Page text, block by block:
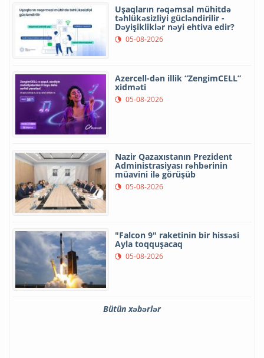
Uşaqların rəqəmsal mühitdə
təhlükəsizliyi gücləndirilir -
Dəyişikliklər nəyi ehtiva edir?
05-08-2026
Azercell-dən illik “ZengimCELL”
xidməti
05-08-2026
Nazir Qazaxıstanın Prezident
Administrasiyası rəhbərinin
müavini ilə görüşüb
05-08-2026
"Falcon 9" raketinin bir hissəsi
Ayla toqquşacaq
05-08-2026
Bütün xəbərlər